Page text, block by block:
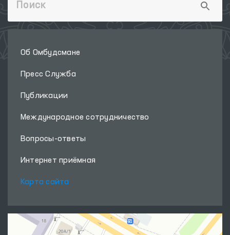
Об Омбудсмане
Пресс Служба
Публикации
Международное сотрудничество
Вопросы-ответы
Интернет приёмная
Карта сайта